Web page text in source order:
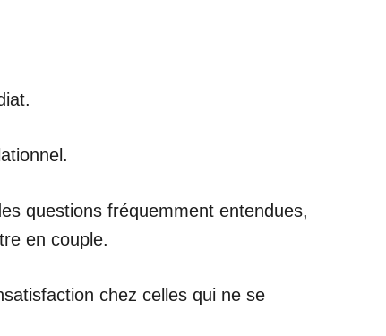
questions fréquemment entendues,
en couple.
chez celles qui ne se